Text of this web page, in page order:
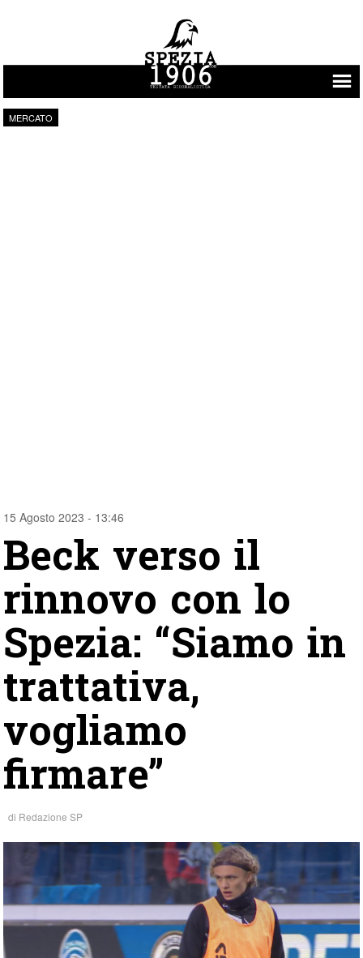
Vai al contenuto
MERCATO
15 Agosto 2023 - 13:46
Beck verso il
rinnovo con lo
Spezia: “Siamo in
trattativa,
vogliamo
firmare”
di Redazione SP